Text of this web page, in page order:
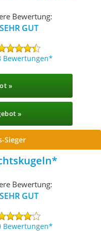
Bewertung:
SEHR GUT
Bewertungen
»
»
Sieger
Bewertung:
SEHR GUT
Bewertungen